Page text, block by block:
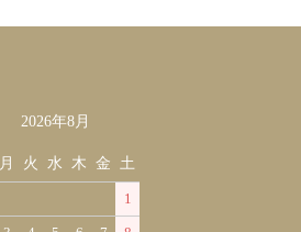
2026年8月
月 火 水 木 金 土
1